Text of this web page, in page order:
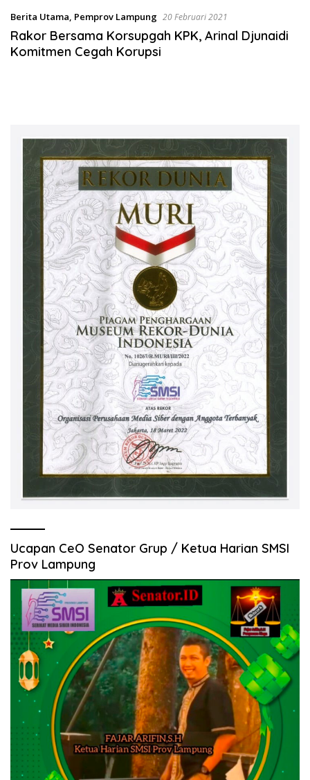
Berita Utama, Pemprov Lampung 20 Februari 2021
Rakor Bersama Korsupgah KPK, Arinal Djunaidi
Komitmen Cegah Korupsi
Ucapan CeO Senator Grup / Ketua Harian SMSI
Prov Lampung